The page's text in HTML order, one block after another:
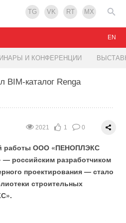
TG VK RT MX
И КОНФЕРЕНЦИИ
EN
каталог Renga
2021 1 0
работы ООО «ПЕНОПЛЭКС
— российским разработчиком
проектирования — стало
строительных
начнут собирать на
отопительного